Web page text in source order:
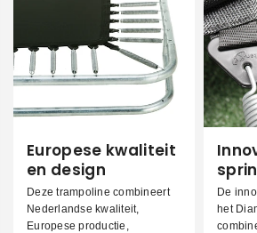
Europese kwaliteit
en design
Deze trampoline combineert
Nederlandse kwaliteit,
Europese productie,
De
het